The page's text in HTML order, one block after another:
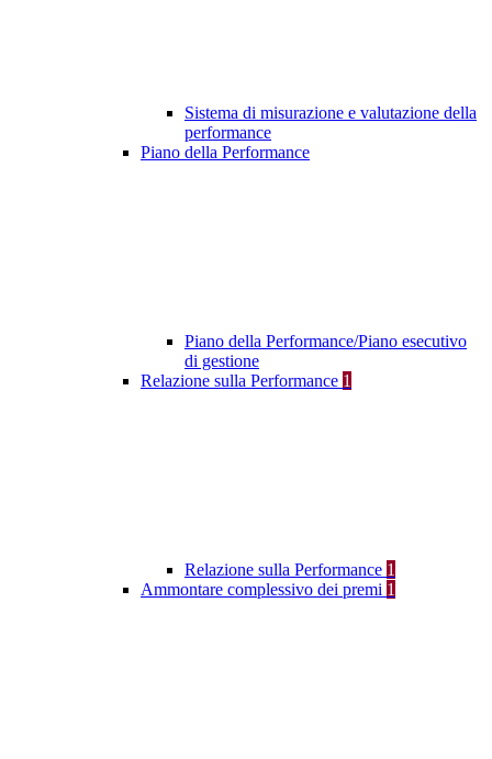
Sistema di misurazione e valutazione della
performance
Piano della Performance
Piano della Performance/Piano esecutivo
di gestione
Relazione sulla Performance 1
Relazione sulla Performance 1
Ammontare complessivo dei premi 1